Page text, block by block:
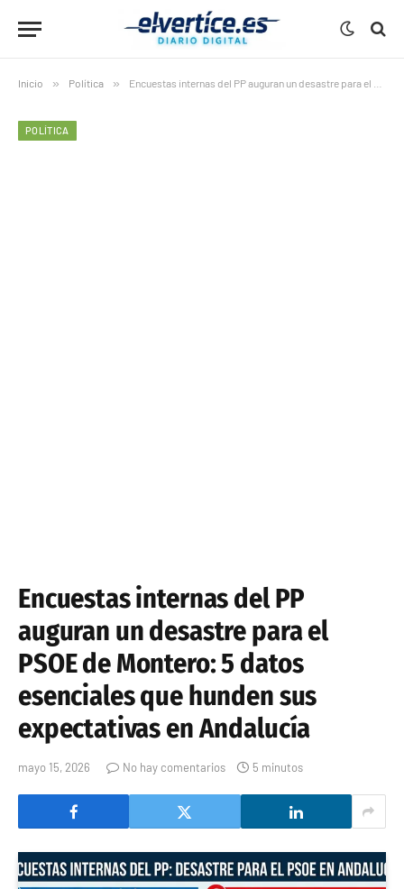
Inicio » Política » Encuestas internas del PP auguran un desastre para el PSOE de Montero: 5 datos esenciales que hunden sus expectativas en Andalucía
POLÍTICA
Encuestas internas del PP
auguran un desastre para el
PSOE de Montero: 5 datos
esenciales que hunden sus
expectativas en Andalucía
mayo 15, 2026 No hay comentarios 5 minutos